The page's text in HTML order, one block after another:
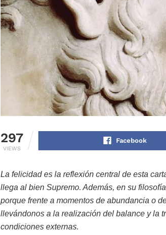
297
VIEWS
Facebook
La felicidad es la reflexión central de esta
llega al bien Supremo. Además, en su
porque frente a momentos de abundancia o
llevándonos a la realización del balance y la
condiciones externas.